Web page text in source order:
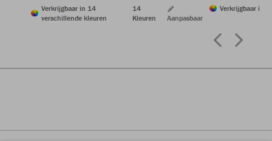
Verkrijgbaar in 14
verschillende kleuren
14
Kleuren
Aanpasbaar
Verkrijgbaar in